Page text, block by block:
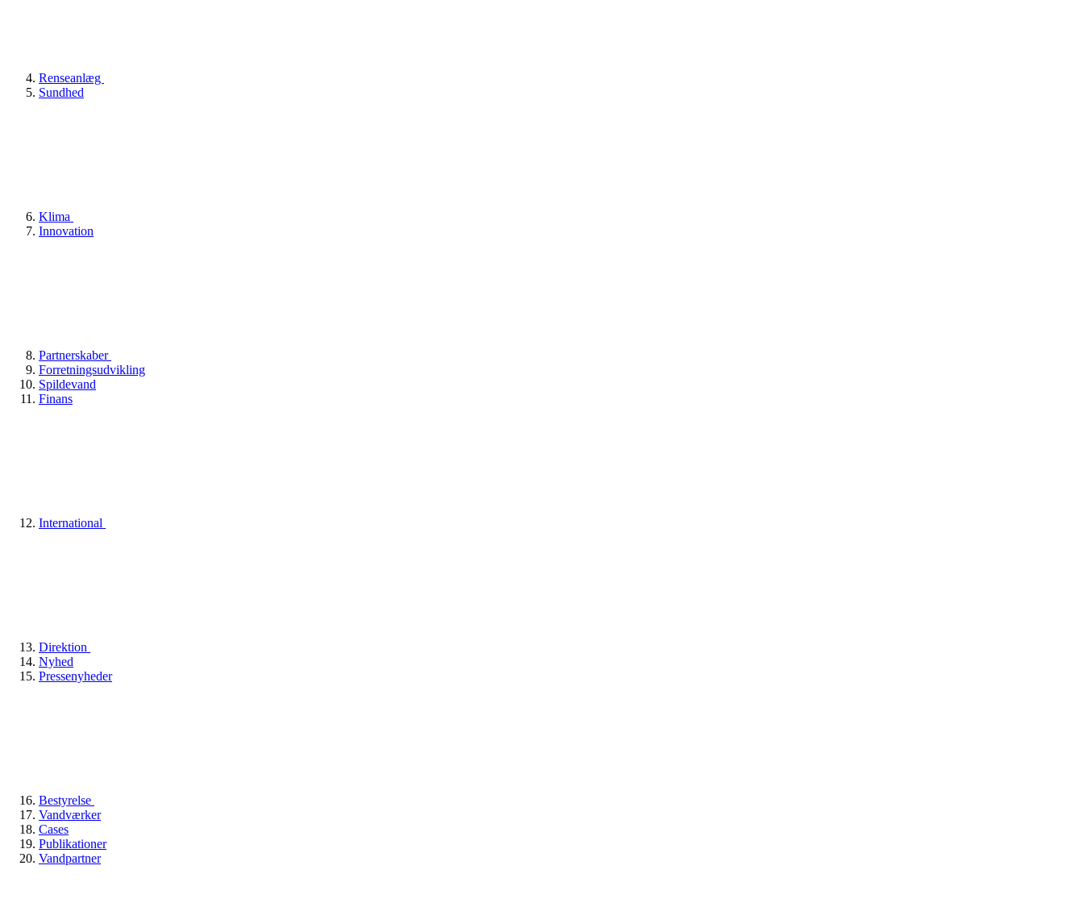
Renseanlæg
Sundhed
Klima
Innovation
Partnerskaber
Forretningsudvikling
Spildevand
Finans
International
Direktion
Nyhed
Pressenyheder
Bestyrelse
Vandværker
Cases
Publikationer
Vandpartner